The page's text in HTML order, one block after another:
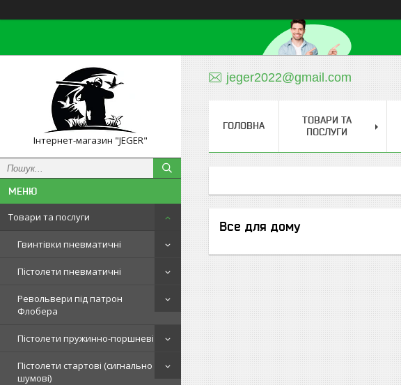
Інтернет-магазин "JEGER"
Товари та послуги
Гвинтівки пневматичні
Пістолети пневматичні
Револьвери під патрон
Флобера
Пістолети пружинно-поршневі
Пістолети стартові (сигнально
шумові)
jeger2022@gmail.com
ГОЛОВНА
ТОВАРИ ТА
ПОСЛУГИ
Все для дому